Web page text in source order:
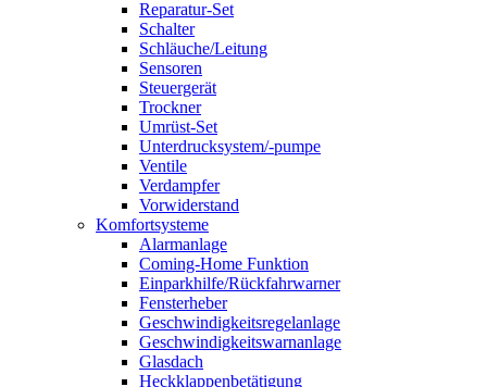
Reparatur-Set
Schalter
Schläuche/Leitung
Sensoren
Steuergerät
Trockner
Umrüst-Set
Unterdrucksystem/-pumpe
Ventile
Verdampfer
Vorwiderstand
Komfortsysteme
Alarmanlage
Coming-Home Funktion
Einparkhilfe/Rückfahrwarner
Fensterheber
Geschwindigkeitsregelanlage
Geschwindigkeitswarnanlage
Glasdach
Heckklappenbetätigung